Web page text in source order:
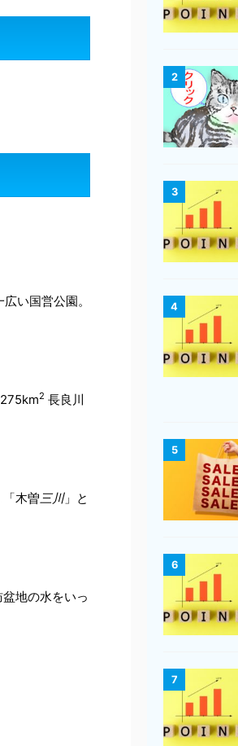
い国営公園。
2 長良川
木曽三川」と
地の水をいっ
2
3
4
5
6
7